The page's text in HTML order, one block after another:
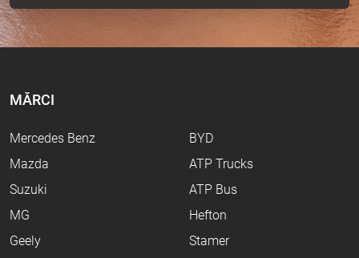
MĂRCI
Mercedes Benz
Mazda
Suzuki
MG
Geely
BYD
ATP Trucks
ATP Bus
Hefton
Stamer